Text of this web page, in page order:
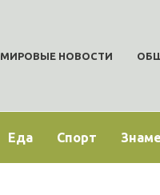
МИРОВЫЕ НОВОСТИ
Еда Спорт